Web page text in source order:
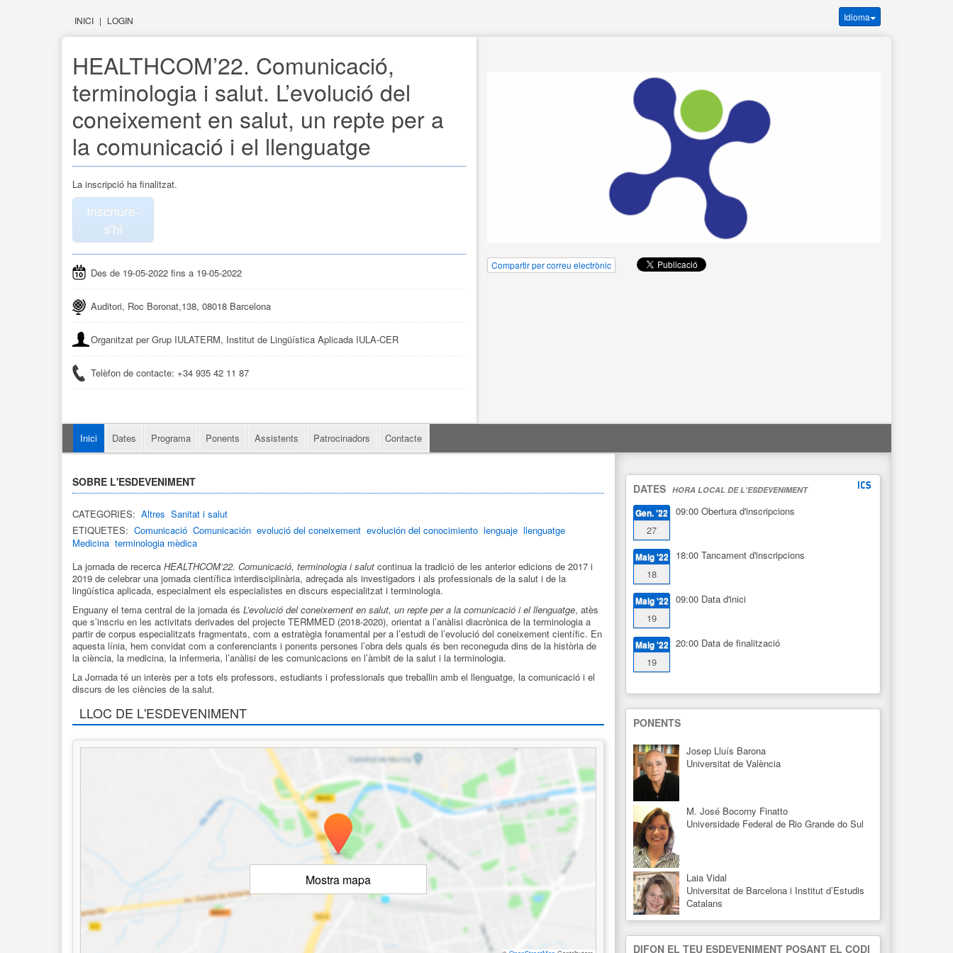
INICI | LOGIN Idioma
HEALTHCOM’22. Comunicació,
terminologia i salut. L’evolució del
coneixement en salut, un repte per a
la comunicació i el llenguatge
La inscripció ha finalitzat.
Inscriure-
s'hi
Des de 19-05-2022 fins a 19-05-2022
Auditori, Roc Boronat,138, 08018 Barcelona
Organitzat per Grup IULATERM, Institut de Lingüística Aplicada IULA-CER
Telèfon de contacte: ​+34 935 42 11 87
Compartir per correu electrònic
Inici Dates Programa Ponents Assistents Patrocinadors Contacte
SOBRE L'ESDEVENIMENT
CATEGORIES: Altres Sanitat i salut
ETIQUETES: Comunicació Comunicación evolució del coneixement evolución del conocimiento lenguaje llenguatge
Medicina terminologia mèdica
La jornada de recerca HEALTHCOM’22. Comunicació, terminologia i salut continua la tradició de les anterior edicions de 2017 i
2019 de celebrar una jornada científica interdisciplinària, adreçada als investigadors i als professionals de la salut i de la
lingüística aplicada, especialment els especialistes en discurs especialitzat i terminologia.
Enguany el tema central de la jornada és L’evolució del coneixement en salut, un repte per a la comunicació i el llenguatge, atès
que s’inscriu en les activitats derivades del projecte TERMMED (2018-2020), orientat a l’anàlisi diacrònica de la terminologia a
partir de corpus especialitzats fragmentats, com a estratègia fonamental per a l’estudi de l’evolució del coneixement científic. En
aquesta línia, hem convidat com a conferenciants i ponents persones l’obra dels quals és ben reconeguda dins de la història de
la ciència, la medicina, la infermeria, l’anàlisi de les comunicacions en l’àmbit de la salut i la terminologia.
La Jornada té un interès per a tots els professors, estudiants i professionals que treballin amb el llenguatge, la comunicació i el
discurs de les ciències de la salut.
LLOC DE L'ESDEVENIMENT
Mostra mapa
DATES HORA LOCAL DE L'ESDEVENIMENT
Gen. '22
27
09:00 Obertura d'inscripcions
Maig '22
18
18:00 Tancament d'inscripcions
Maig '22
19
09:00 Data d'inici
Maig '22
19
20:00 Data de finalització
PONENTS
Josep Lluís Barona
Universitat de València
M. José Bocorny Finatto
Universidade Federal de Rio Grande do Sul
Laia Vidal
Universitat de Barcelona i Institut d’Estudis
Catalans
Universitat Pompeu Fabra
DIFON EL TEU ESDEVENIMENT POSANT EL CODI